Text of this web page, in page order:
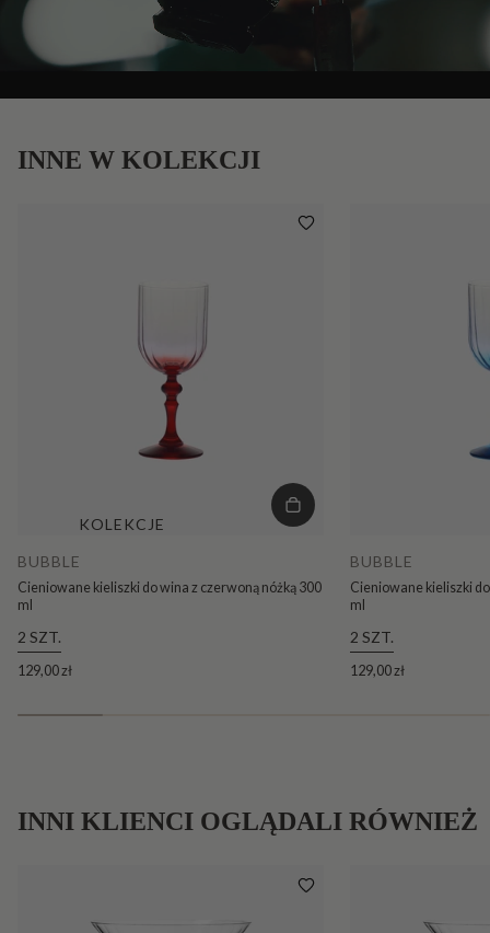
KOLEKCJE
INNE W KOLEKCJI
BUBBLE
Cieniowane kieliszki do wina z czerwoną nóżką 300
ml
2 SZT.
129,00 zł
BUBBLE
Cieniowane kieliszki
ml
2 SZT.
129,00 zł
INNI KLIENCI OGLĄDALI RÓWNIEŻ